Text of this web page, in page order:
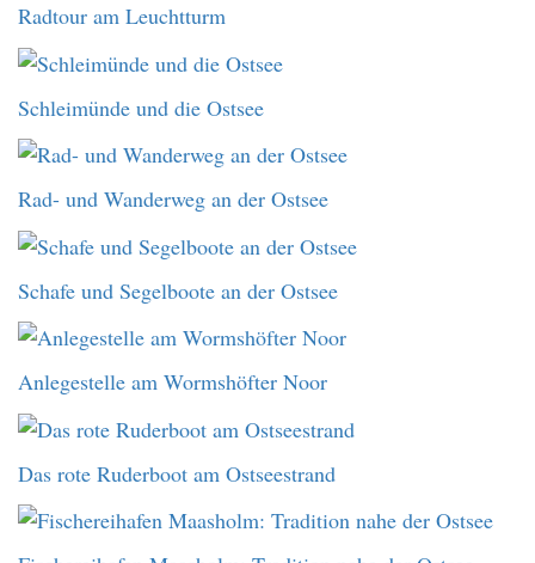
Radtour am Leuchtturm
Schleimünde und die Ostsee
Rad- und Wanderweg an der Ostsee
Schafe und Segelboote an der Ostsee
Anlegestelle am Wormshöfter Noor
Das rote Ruderboot am Ostseestrand